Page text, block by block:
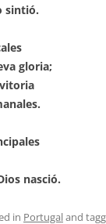
sintió.
gloria;
nasció.
in Portugaland